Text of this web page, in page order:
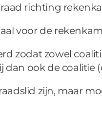
richting
voor de
zodat zowel
ook de coalitie
zijn, maar